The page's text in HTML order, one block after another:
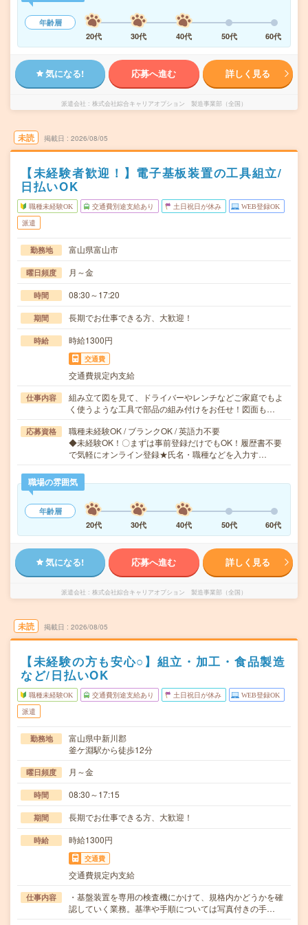
年齢層
20代
30代 40代 50代 60代
気になる! 応募へ進む 詳しく見る
派遣会社 株式会社綜合キャリアオプション 製造事業部（全国）
未読 掲載日 2026/08/05
【未経験者歓迎！】電子基板装置の工具組立/
日払いOK
職種未経験OK 交通費別途支給あり 土日祝日が休み WEB登録OK
派遣
勤務地 富山県富山市
曜日頻度 月～金
時間 08:30～17:20
期間 長期でお仕事できる方、大歓迎！
時給 時給1300円
交通費
交通費規定内支給
仕事内容
組み立て図を見て、ドライバーやレンチなどご家庭でもよ
く使うような工具で部品の組み付けをお任せ！図面も…
応募資格
職種未経験OK / ブランクOK / 英語力不要
◆未経験OK！〇まずは事前登録だけでもOK！履歴書不要
で気軽にオンライン登録★氏名・職種などを入力す…
職場の雰囲気
年齢層
20代
30代 40代 50代 60代
気になる! 応募へ進む 詳しく見る
派遣会社 株式会社綜合キャリアオプション 製造事業部（全国）
未読 掲載日 2026/08/05
【未経験の方も安心○】組立・加工・食品製造
など/日払いOK
職種未経験OK 交通費別途支給あり 土日祝日が休み WEB登録OK
派遣
勤務地
富山県中新川郡
釜ケ淵駅から徒歩12分
曜日頻度 月～金
時間 08:30～17:15
期間 長期でお仕事できる方、大歓迎！
時給 時給1300円
交通費
交通費規定内支給
仕事内容
・基盤装置を専用の検査機にかけて、規格内かどうかを確
認していく業務。基準や手順については写真付きの手…